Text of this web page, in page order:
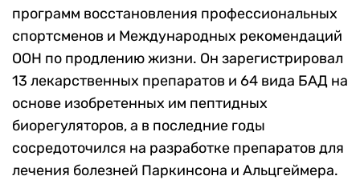
программ восстановления профессиональных
спортсменов и Международных рекомендаций
ООН по продлению жизни. Он зарегистрировал
13 лекарственных препаратов и 64 вида БАД на
основе изобретенных им пептидных
биорегуляторов, а в последние годы
сосредоточился на разработке препаратов для
лечения болезней Паркинсона и Альцгеймера.